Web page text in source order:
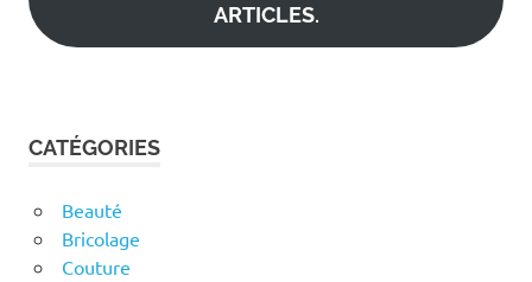
ARTICLES.
CATÉGORIES
Beauté
Bricolage
Couture